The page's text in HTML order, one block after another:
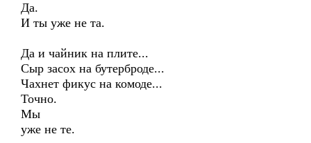
Да.
И ты уже не та.
Да и чайник на плите...
Сыр засох на бутерброде...
Чахнет фикус на комоде...
Точно.
Мы
уже не те.